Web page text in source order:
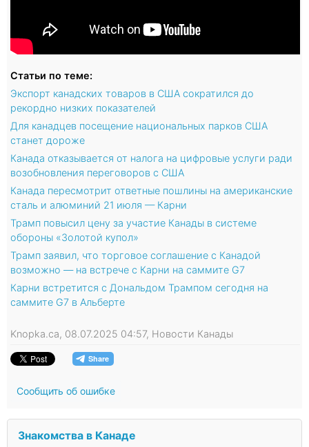
Статьи по теме:
Экспорт канадских товаров в США сократился до
рекордно низких показателей
Для канадцев посещение национальных парков США
станет дороже
Канада отказывается от налога на цифровые услуги ради
возобновления переговоров с США
Канада пересмотрит ответные пошлины на американские
сталь и алюминий 21 июля — Карни
Трамп повысил цену за участие Канады в системе
обороны «Золотой купол»
Трамп заявил, что торговое соглашение с Канадой
возможно — на встрече с Карни на саммите G7
Карни встретится с Дональдом Трампом сегодня на
саммите G7 в Альберте
Knopka.ca, 08.07.2025 04:57, Новости Канады
Сообщить об ошибке
Знакомства в Канаде